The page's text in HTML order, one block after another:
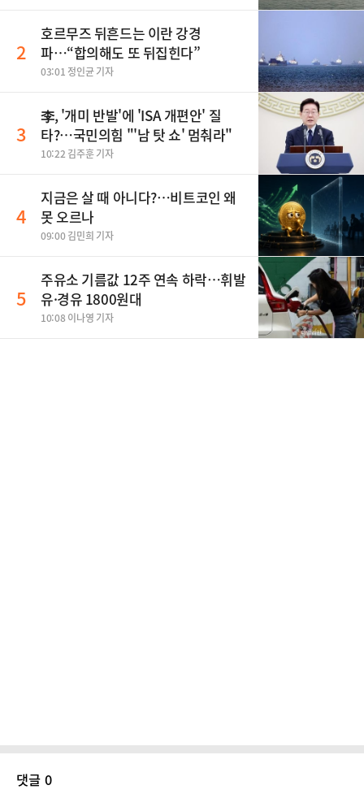
2
호르무즈 뒤흔드는 이란 강경
파…“합의해도 또 뒤집힌다”
03:01 정인균 기자
3
李, '개미 반발'에 'ISA 개편안' 질
타?…국민의힘 "'남 탓 쇼' 멈춰라"
10:22 김주훈 기자
4
지금은 살 때 아니다?…비트코인 왜
못 오르나
09:00 김민희 기자
5
주유소 기름값 12주 연속 하락…휘발
유·경유 1800원대
10:08 이나영 기자
댓글 0